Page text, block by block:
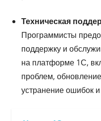
Техническая
Программисты
поддержку и
на платформе 1С,
проблем,
устранение ошибок и